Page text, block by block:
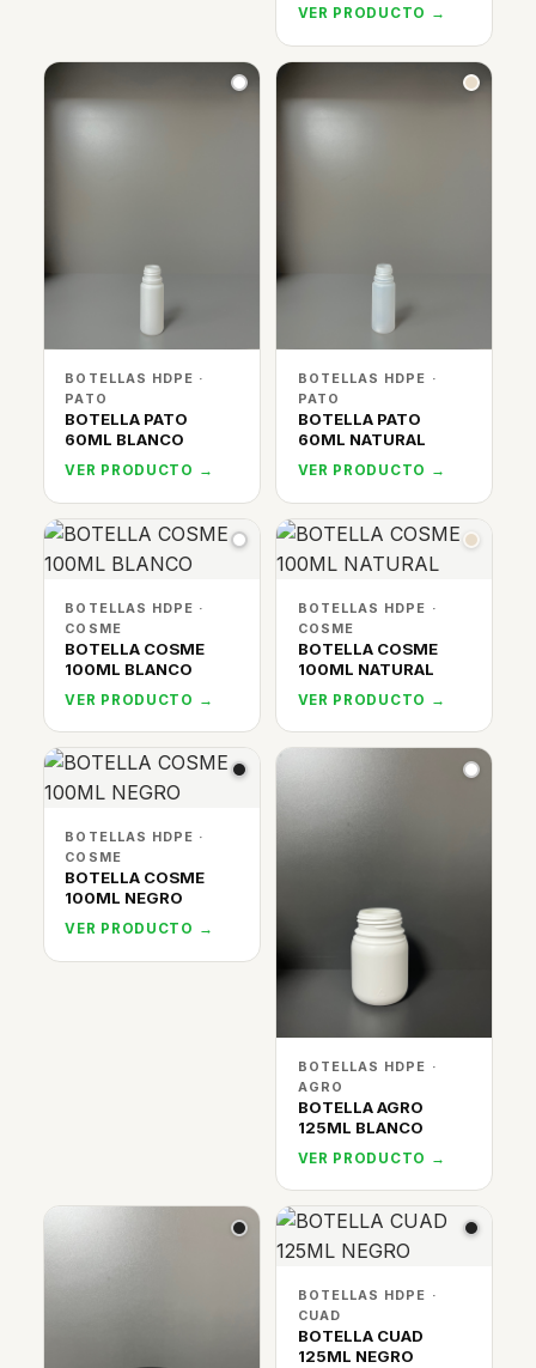
VER PRODUCTO →
BOTELLAS HDPE ·
PATO
BOTELLA PATO
60ML BLANCO
VER PRODUCTO →
BOTELLAS HDPE ·
PATO
BOTELLA PATO
60ML NATURAL
VER PRODUCTO →
BOTELLAS HDPE ·
COSME
BOTELLA COSME
100ML BLANCO
VER PRODUCTO →
BOTELLAS HDPE ·
COSME
BOTELLA COSME
100ML NATURAL
VER PRODUCTO →
BOTELLAS HDPE ·
COSME
BOTELLA COSME
100ML NEGRO
VER PRODUCTO →
BOTELLAS HDPE ·
AGRO
BOTELLA AGRO
125ML BLANCO
VER PRODUCTO →
BOTELLAS HDPE ·
CUAD
BOTELLA CUAD
125ML NEGRO